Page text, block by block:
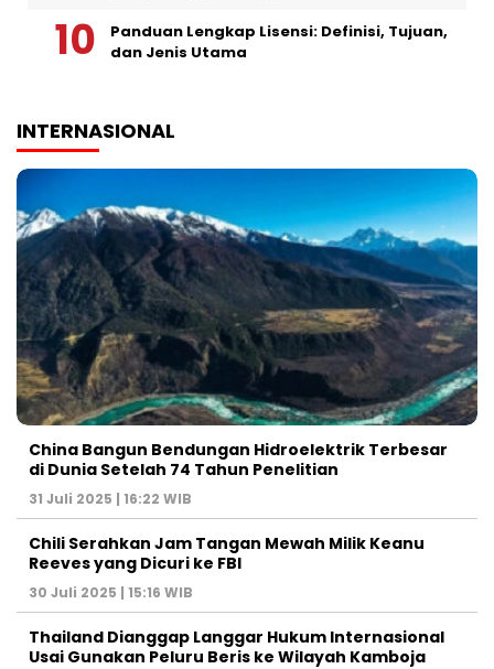
Panduan Lengkap Lisensi: Definisi, Tujuan,
dan Jenis Utama
INTERNASIONAL
China Bangun Bendungan Hidroelektrik Terbesar
di Dunia Setelah 74 Tahun Penelitian
31 Juli 2025 | 16:22 WIB
Chili Serahkan Jam Tangan Mewah Milik Keanu
Reeves yang Dicuri ke FBI
30 Juli 2025 | 15:16 WIB
Thailand Dianggap Langgar Hukum Internasional
Usai Gunakan Peluru Beris ke Wilayah Kamboja